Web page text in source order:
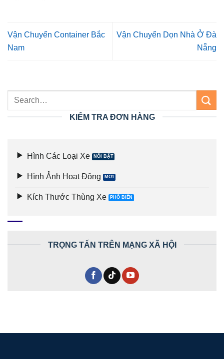
Vận Chuyển Container Bắc
Nam
Vận Chuyển Dọn Nhà Ở Đà
Nẵng
KIỂM TRA ĐƠN HÀNG
Hình Các Loại Xe
Hình Ảnh Hoạt Động
Kích Thước Thùng Xe
TRỌNG TẤN TRÊN MẠNG XÃ HỘI